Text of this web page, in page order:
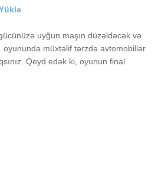
uyğun maşın düzəldəcək və
oyununda müxtəlif tərzdə avtomobillər
Qeyd edək ki, oyunun final